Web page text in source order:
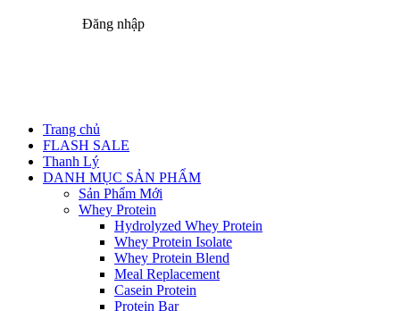
Đăng nhập
Trang chủ
FLASH SALE
Thanh Lý
DANH MỤC SẢN PHẨM
Sản Phẩm Mới
Whey Protein
Hydrolyzed Whey Protein
Whey Protein Isolate
Whey Protein Blend
Meal Replacement
Casein Protein
Protein Bar